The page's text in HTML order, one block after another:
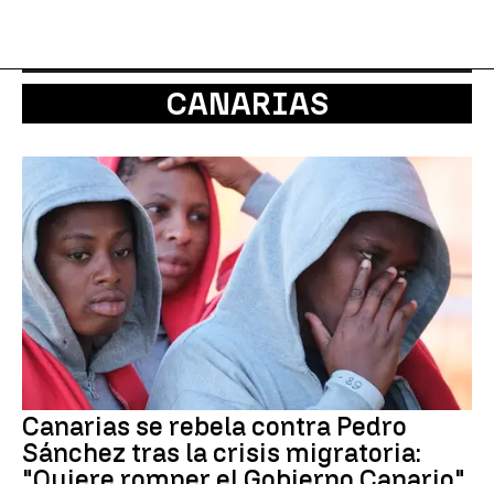
CANARIAS
Canarias se rebela contra Pedro
Sánchez tras la crisis migratoria: